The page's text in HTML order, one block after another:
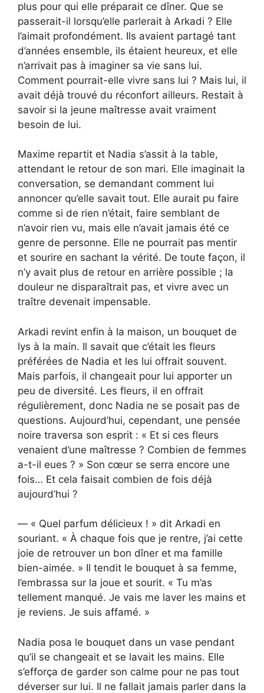
plus pour qui elle préparait ce dîner. Que se
passerait-il lorsqu’elle parlerait à Arkadi ? Elle
l’aimait profondément. Ils avaient partagé tant
d’années ensemble, ils étaient heureux, et elle
n’arrivait pas à imaginer sa vie sans lui.
Comment pourrait-elle vivre sans lui ? Mais lui, il
avait déjà trouvé du réconfort ailleurs. Restait à
savoir si la jeune maîtresse avait vraiment
besoin de lui.
Maxime repartit et Nadia s’assit à la table,
attendant le retour de son mari. Elle imaginait la
conversation, se demandant comment lui
annoncer qu’elle savait tout. Elle aurait pu faire
comme si de rien n’était, faire semblant de
n’avoir rien vu, mais elle n’avait jamais été ce
genre de personne. Elle ne pourrait pas mentir
et sourire en sachant la vérité. De toute façon, il
n’y avait plus de retour en arrière possible ; la
douleur ne disparaîtrait pas, et vivre avec un
traître devenait impensable.
Arkadi revint enfin à la maison, un bouquet de
lys à la main. Il savait que c’était les fleurs
préférées de Nadia et les lui offrait souvent.
Mais parfois, il changeait pour lui apporter un
peu de diversité. Les fleurs, il en offrait
régulièrement, donc Nadia ne se posait pas de
questions. Aujourd’hui, cependant, une pensée
noire traversa son esprit : « Et si ces fleurs
venaient d’une maîtresse ? Combien de femmes
a-t-il eues ? » Son cœur se serra encore une
fois… Et cela faisait combien de fois déjà
aujourd’hui ?
— « Quel parfum délicieux ! » dit Arkadi en
souriant. « À chaque fois que je rentre, j’ai cette
joie de retrouver un bon dîner et ma famille
bien-aimée. » Il tendit le bouquet à sa femme,
l’embrassa sur la joue et sourit. « Tu m’as
tellement manqué. Je vais me laver les mains et
je reviens. Je suis affamé. »
Nadia posa le bouquet dans un vase pendant
qu’il se changeait et se lavait les mains. Elle
s’efforça de garder son calme pour ne pas tout
déverser sur lui. Il ne fallait jamais parler dans la